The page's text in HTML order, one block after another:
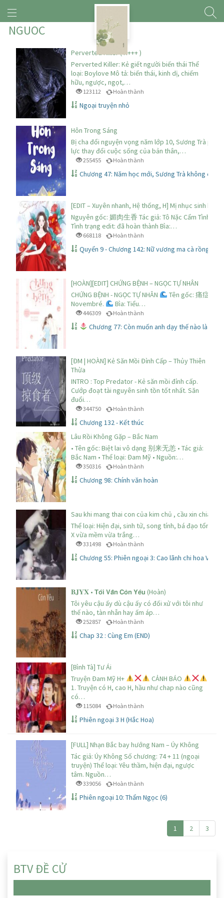
NGUOC
Perverted Killer ( H+++ )
Perverted Killer: Kẻ giết người biến thái Thể
loại: Boylove Mô tả: biến thái, kinh dị, chiếm
hữu, ngược, ngọt,…
123112 Hoàn thành
Ngoại truyện nhỏ
Hôn Trong Sáng
Bị cha đổi nguyện vọng năm lớp 10, Sương Trà phải
lực thay đổi cuộc sống của bản thân,…
255455 Hoàn thành
Chương 47: Năm học mới, Sương Trà không còn
[EDIT – Xuyên nhanh, Hệ thống, H] Mị nhục sinh
Nguyên gốc: 媚肉生香 Tác giả: Tô Nặc Cẩm Tình
Tình trạng edit: đã hoàn thành Bìa:…
668118 Hoàn thành
Quyển 9 - Chương 142: Nữ vương ma cà rồng
[HOÀN][EDIT] CHỨNG BỆNH – NGỌC TỰ NHÂN
CHỨNG BỆNH - NGỌC TỰ NHÂN
Tên gốc: 痛症.
Novembré.
Bìa: Tiểu…
446309 Hoàn thành
Chương 77: Còn muốn anh dạy thế nào là
[ĐM | HOÀN] Kẻ Săn Mồi Đỉnh Cấp – Thủy Thiên
Thừa
INTRO : Top Predator - Kẻ săn mồi đỉnh cấp.
Cướp đoạt tài nguyên sinh tồn tốt nhất. Săn
đuổi…
344750 Hoàn thành
Chương 132 - Kết thúc
Lâu Rồi Không Gặp – Bắc Nam
• Tên gốc: Biệt lai vô dạng 别来无恙 • Tác giả:
Bắc Nam • Thể loại: Đam Mỹ • Nguồn:…
350316 Hoàn thành
Chương 98: Chính văn hoàn
Sau khi mang thai con của kim chủ , cầu xin chia tay
Thể loại: Hiện đại, sinh tử, song tính, bá đạo tổng
X vừa mềm vừa trắng…
331498 Hoàn thành
Chương 55: Phiên ngoại 3: Cao lãnh chi hoa VS
𝐁𝐉𝐘𝐗 • 𝗧𝗼̂𝗶 𝗩𝗮̂̃𝗻 𝗖𝗼̀𝗻 𝗬𝗲̂𝘂 (Hoàn)
Tôi yêu cậu ấy dù cậu ấy có đối xử với tôi như
thế nào, tàn nhẫn hay ấm áp…
252857 Hoàn thành
Chap 32 : Cùng Em (END)
[Bình Tà] Tư Ái
Truyện Đam Mỹ H+
CẢNH BÁO
1. Truyện có H, cao H, hầu như chap nào cũng
có…
115084 Hoàn thành
Phiên ngoại 3 H (Hắc Hoa)
[FULL] Nhạn Bắc bay hướng Nam – Úy Không
Tác giả: Úy Không Số chương: 74 + 11 (ngoại
truyện) Thể loại: Yêu thầm, hiện đại, ngược
tâm. Nguồn…
339056 Hoàn thành
Phiên ngoại 10: Thẩm Ngọc (6)
1 2 3
BTV ĐỀ CỬ